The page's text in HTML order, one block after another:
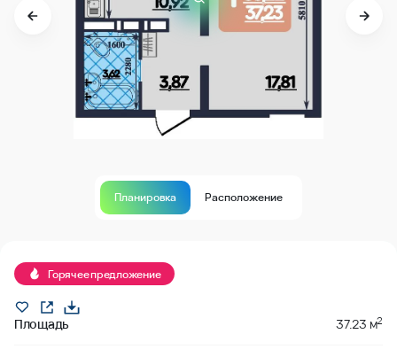
Планировка Расположение
Горячее предложение
Площадь 37.23 м2